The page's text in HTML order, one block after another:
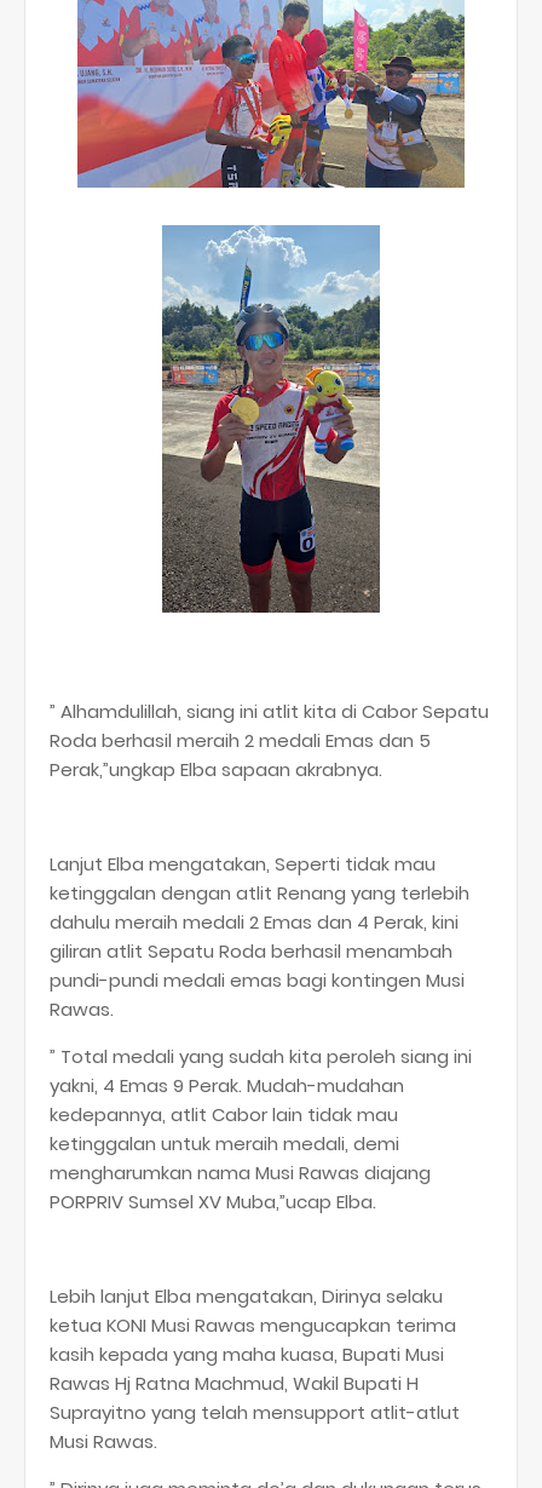
” Alhamdulillah, siang ini atlit kita di Cabor Sepatu
Roda berhasil meraih 2 medali Emas dan 5
Perak,”ungkap Elba sapaan akrabnya.
Lanjut Elba mengatakan, Seperti tidak mau
ketinggalan dengan atlit Renang yang terlebih
dahulu meraih medali 2 Emas dan 4 Perak, kini
giliran atlit Sepatu Roda berhasil menambah
pundi-pundi medali emas bagi kontingen Musi
Rawas.
” Total medali yang sudah kita peroleh siang ini
yakni, 4 Emas 9 Perak. Mudah-mudahan
kedepannya, atlit Cabor lain tidak mau
ketinggalan untuk meraih medali, demi
mengharumkan nama Musi Rawas diajang
PORPRIV Sumsel XV Muba,”ucap Elba.
Lebih lanjut Elba mengatakan, Dirinya selaku
ketua KONI Musi Rawas mengucapkan terima
kasih kepada yang maha kuasa, Bupati Musi
Rawas Hj Ratna Machmud, Wakil Bupati H
Suprayitno yang telah mensupport atlit-atlut
Musi Rawas.